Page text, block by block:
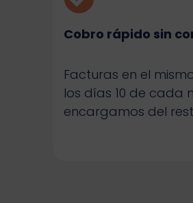
Cobro rápido sin
Facturas en el
los días 10 de cada
encargamos del